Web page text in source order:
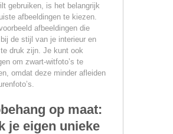
gebruiken, is het belangrijk
afbeeldingen te kiezen.
afbeeldingen die
de stijl van je interieur en
druk zijn. Je kunt ook
om zwart-witfoto’s te
omdat deze minder afleiden
op maat:
je eigen unieke